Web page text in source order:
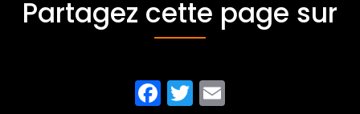
Partagez cette page sur
Facebook
Twitter